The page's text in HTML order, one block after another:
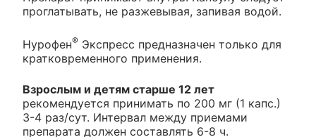
проглатывать, не разжевывая, запивая водой.
Нурофен® Экспресс предназначен только для
кратковременного применения.
Взрослым и детям старше 12 лет
рекомендуется принимать по 200 мг (1 капс.)
3-4 раз/сут. Интервал между приемами
препарата должен составлять 6-8 ч.